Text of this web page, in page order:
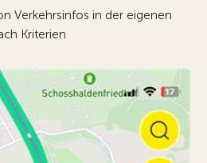
Verkehrsinfos in der eigenen
Kriterien